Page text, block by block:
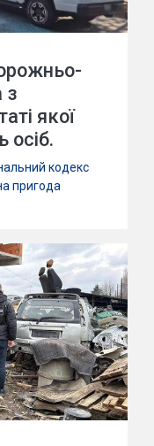
з
якої
осіб.
кодекс
пригода